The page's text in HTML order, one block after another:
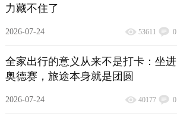
力藏不住了
2026-07-24 53611 0
全家出行的意义从来不是打卡：坐进
奥德赛，旅途本身就是团圆
2026-07-24 40177 0